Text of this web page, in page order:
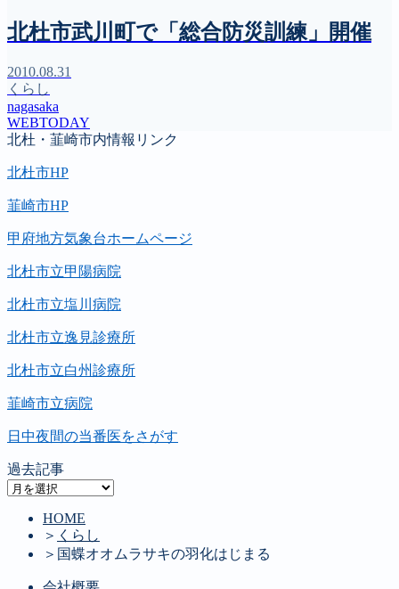
北杜市武川町で「総合防災訓練」開催
2010.08.31
くらし
nagasaka
WEBTODAY
北杜・韮崎市内情報リンク
北杜市HP
韮崎市HP
甲府地方気象台ホームページ
北杜市立甲陽病院
北杜市立塩川病院
北杜市立逸見診療所
北杜市立白州診療所
韮崎市立病院
日中夜間の当番医をさがす
過去記事
過
HOME
＞ くらし
＞ 国蝶オオムラサキの羽化はじまる